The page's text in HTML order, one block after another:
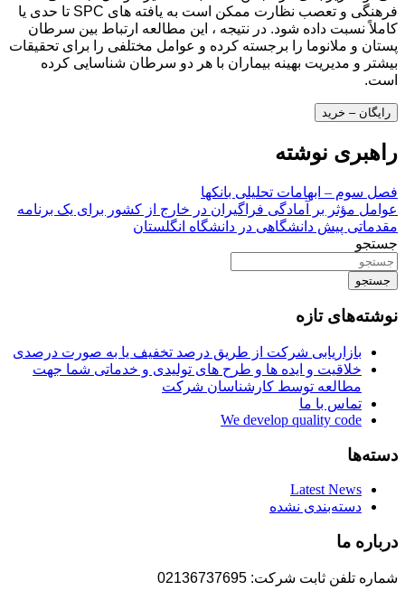
فرهنگی و تعصب نظارت ممکن است به یافته های SPC تا حدی یا
کاملاً نسبت داده شود. در نتیجه ، این مطالعه ارتباط بین سرطان
پستان و ملانوما را برجسته کرده و عوامل مختلفی را برای تحقیقات
بیشتر و مدیریت بهینه بیماران با هر دو سرطان شناسایی کرده
است.
رایگان – خرید
راهبری نوشته
فصل سوم – ابهامات تحلیلی بانکها
عوامل مؤثر بر آمادگی فراگیران در خارج از کشور برای یک برنامه
مقدماتی پیش دانشگاهی در دانشگاه انگلستان
جستجو
جستجو
نوشته‌های تازه
بازاریابی شرکت از طریق درصد تخفیف یا به صورت درصدی
خلاقیت و ایده ها و طرح های تولیدی و خدماتی شما جهت
مطالعه توسط کارشناسان شرکت
تماس با ما
We develop quality code
دسته‌ها
Latest News
دسته‌بندی نشده
درباره ما
شماره تلفن ثابت شرکت: 02136737695